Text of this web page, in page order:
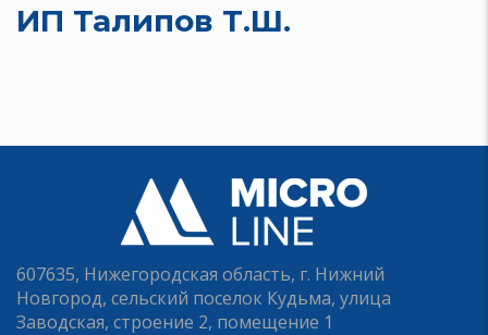
ИП Талипов Т.Ш.
607635, Нижегородская область, г. Нижний
Новгород, сельский поселок Кудьма, улица
Заводская, строение 2, помещение 1